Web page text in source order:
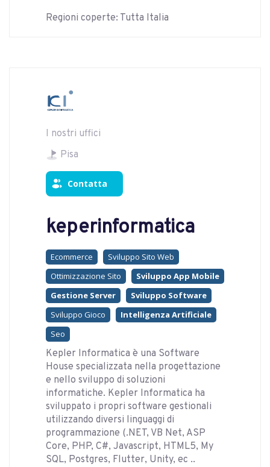
Regioni coperte: Tutta Italia
I nostri uffici
Pisa
Contatta
keperinformatica
Ecommerce
Sviluppo Sito Web
Ottimizzazione Sito
Sviluppo App Mobile
Gestione Server
Sviluppo Software
Sviluppo Gioco
Intelligenza Artificiale
Seo
Kepler Informatica è una Software
House specializzata nella progettazione
e nello sviluppo di soluzioni
informatiche. Kepler Informatica ha
sviluppato i propri software gestionali
utilizzando diversi linguaggi di
programmazione (.NET, VB Net, ASP
Core, PHP, C#, Javascript, HTML5, My
SQL, Postgres, Flutter, Unity, ec ..